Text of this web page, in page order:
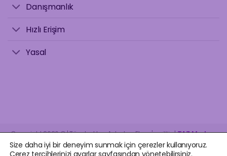
Danışmanlık
Hızlı Erişim
Yasal
Copyright 2026 © | Tüm hakları Astrolog Elvan'a aittir. |TAZ Medya.
Size daha iyi bir deneyim sunmak için çerezler kullanıyoruz.
Çerez tercihlerinizi ayarlar sayfasından yönetebilirsiniz.